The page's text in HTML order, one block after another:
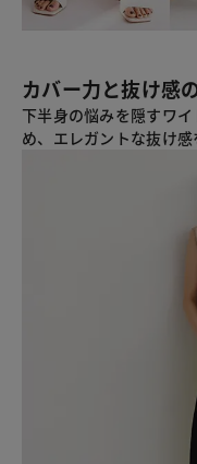
カバー力と抜け感
下半身の悩みを隠すワ
め、エレガントな抜け感